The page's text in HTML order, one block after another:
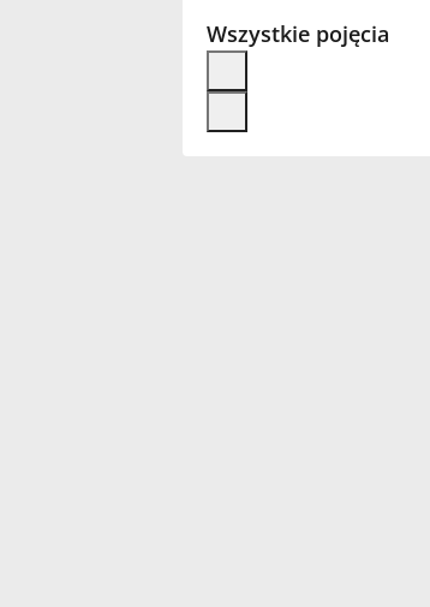
Español
Français
Wszystkie pojęcia